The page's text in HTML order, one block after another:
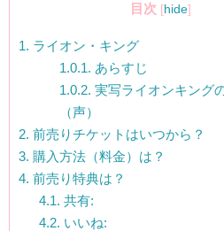
目次 [hide]
1. ライオン・キング
1.0.1. あらすじ
1.0.2. 実写ライオンキング
（声）
2. 前売りチケットはいつから？
3. 購入方法（料金）は？
4. 前売り特典は？
4.1. 共有:
4.2. いいね: